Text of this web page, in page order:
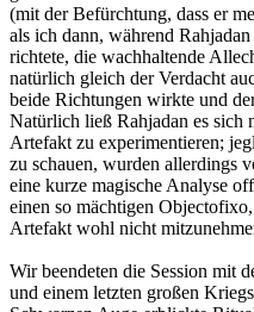
(mit der Befürchtung, dass er
als ich dann, während
richtete, die wachhaltende
natürlich gleich der Verdacht
beide Richtungen wirkte und
Natürlich ließ Rahjadan es sich
Artefakt zu experimentieren;
zu schauen, wurden allerdings
eine kurze magische Analyse
einen so mächtigen
Artefakt wohl nicht
Wir beendeten die Session mit
und einem letzten großen